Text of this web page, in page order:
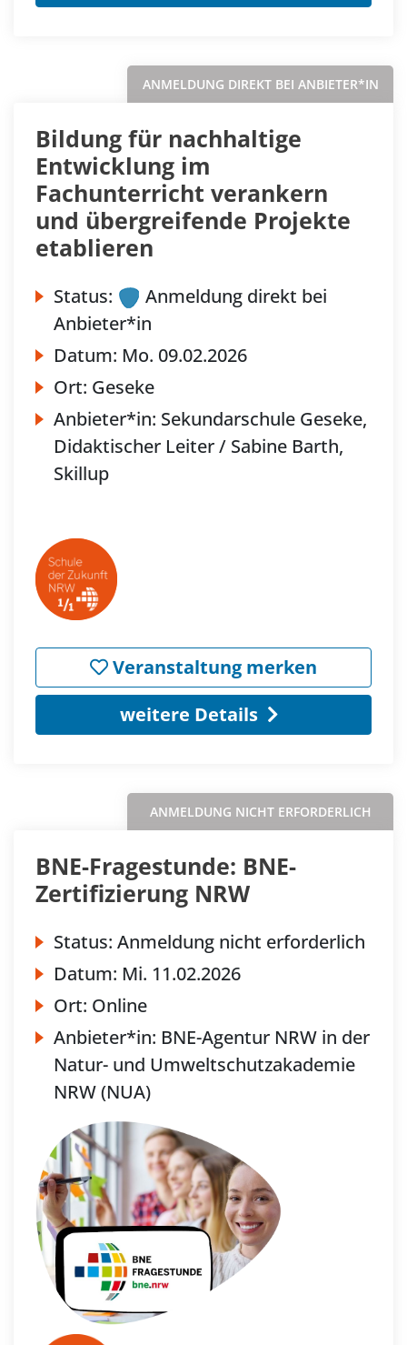
ANMELDUNG DIREKT BEI ANBIETER*IN
Bildung für nachhaltige
Entwicklung im
Fachunterricht verankern
und übergreifende Projekte
etablieren
Status:
Anmeldung direkt bei
Anbieter*in
Datum: Mo. 09.02.2026
Ort: Geseke
Anbieter*in: Sekundarschule Geseke,
Didaktischer Leiter / Sabine Barth,
Skillup
Veranstaltung merken
weitere Details
ANMELDUNG NICHT ERFORDERLICH
BNE-Fragestunde: BNE-
Zertifizierung NRW
Status: Anmeldung nicht erforderlich
Datum: Mi. 11.02.2026
Ort: Online
Anbieter*in: BNE-Agentur NRW in der
Natur- und Umweltschutzakademie
NRW (NUA)